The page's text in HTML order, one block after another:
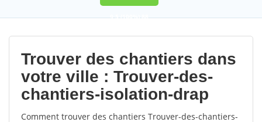
9,5(100%)88
votes
Trouver des chantiers dans
votre ville : Trouver-des-
chantiers-isolation-drap
Comment trouver des chantiers Trouver-des-chantiers-